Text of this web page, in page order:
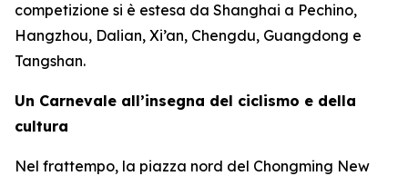
competizione si è estesa da Shanghai a Pechino,
Hangzhou, Dalian, Xi’an, Chengdu, Guangdong e
Tangshan.
Un Carnevale all’insegna del ciclismo e della
cultura
Nel frattempo, la piazza nord del Chongming New